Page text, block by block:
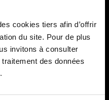
cookies tiers afin d’offrir
du site. Pour de plus
invitons à consulter
des données
.
NOUS
vos demandes
ICI